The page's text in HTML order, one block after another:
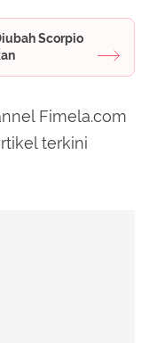
Scorpio
Fimela.com
terkini